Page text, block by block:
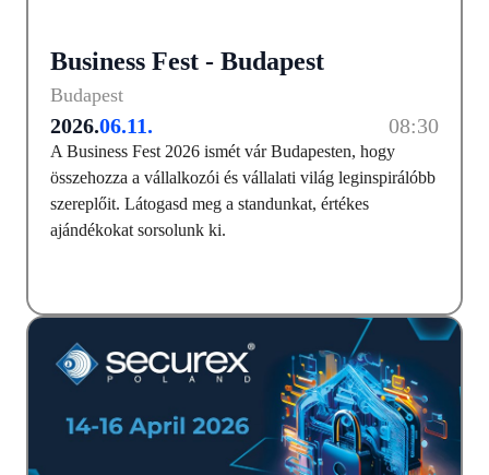
Business Fest - Budapest
Budapest
2026.06.11. 08:30
A Business Fest 2026 ismét vár Budapesten, hogy
összehozza a vállalkozói és vállalati világ leginspirálóbb
szereplőit. Látogasd meg a standunkat, értékes
ajándékokat sorsolunk ki.